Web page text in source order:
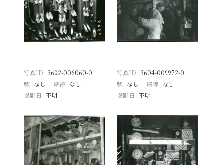
−
写真ID 3602-006060-0
駅 なし 路線 なし
撮影日
不明
−
写真ID 3604-009972-0
駅 なし 路線 なし
撮影日 不明